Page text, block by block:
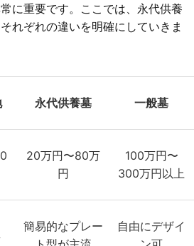
に重要です。ここでは、永代供養
れぞれの違いを明確にしていきま
永代供養墓 一般墓
20万円〜80万
円
100万円〜
300万円以上
簡易的なプレー
自由にデザイ